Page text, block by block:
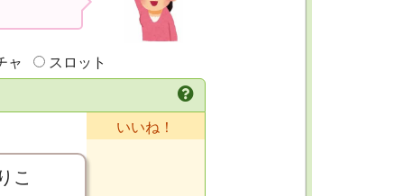
ャ スロット
こ
いいね！